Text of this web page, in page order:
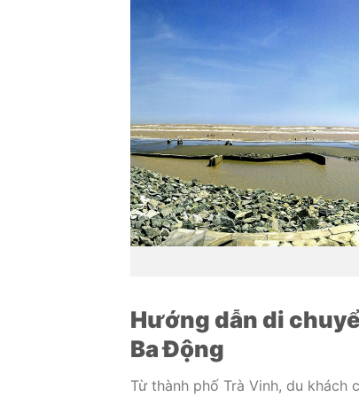
Hướng dẫn di
Ba Động
Từ thành phố Trà Vinh, du